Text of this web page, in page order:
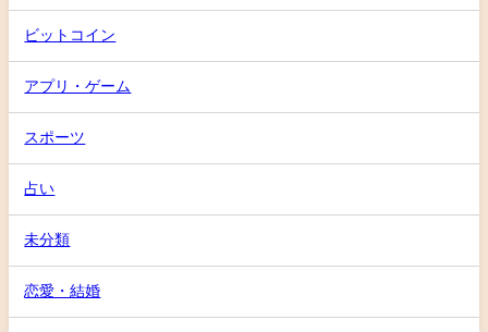
ビットコイン
アプリ・ゲーム
スポーツ
占い
未分類
恋愛・結婚